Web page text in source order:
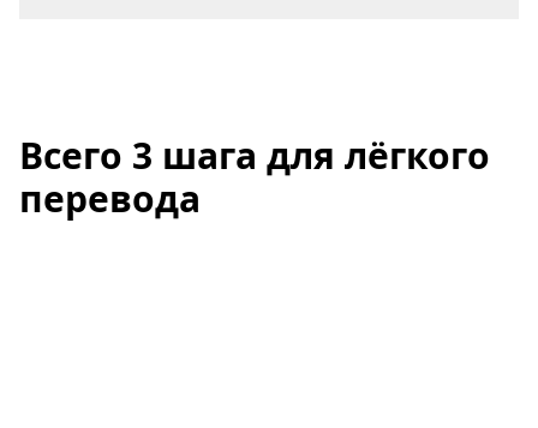
Всего 3 шага для лёгкого
перевода